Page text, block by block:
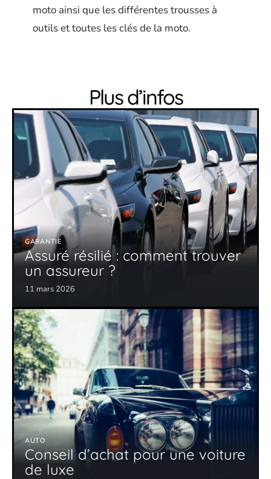
moto ainsi que les différentes trousses à
outils et toutes les clés de la moto.
Plus d’infos
GARANTIE
Assuré résilié : comment trouver
un assureur ?
11 mars 2026
AUTO
Conseil d’achat pour une voiture
de luxe